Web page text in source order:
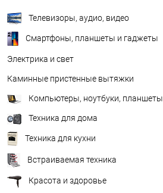
Телевизоры, аудио, видео
Смартфоны, планшеты и гаджеты
Электрика и свет
Каминные пристенные вытяжки
Компьютеры, ноутбуки, планшеты
Техника для дома
Техника для кухни
Встраиваемая техника
Красота и здоровье